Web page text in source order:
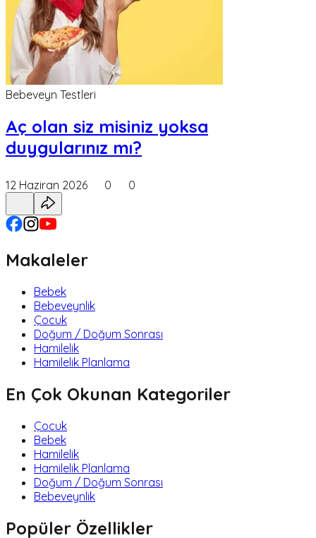
Bebeveyn Testleri
Aç olan siz misiniz yoksa
duygularınız mı?
12 Haziran 2026 0 0
Makaleler
Bebek
Bebeveynlik
Çocuk
Doğum / Doğum Sonrası
Hamilelik
Hamilelik Planlama
En Çok Okunan Kategoriler
Çocuk
Bebek
Hamilelik
Hamilelik Planlama
Doğum / Doğum Sonrası
Bebeveynlik
Popüler Özellikler